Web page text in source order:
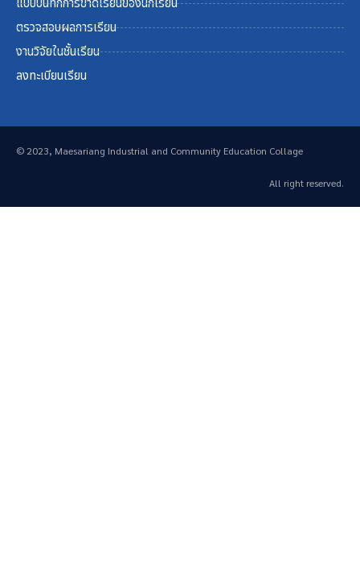
ตรวจสอบผลการเรียน
งานวิจัยในชั้นเรียน
ลงทะเบียนเรียน
© 2023, Maesariang Industrial and Community Education Collage
All right reserved.